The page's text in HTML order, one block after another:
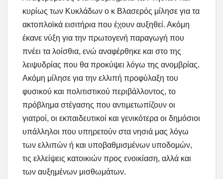
κυρίως των Κυκλάδων ο κ Βλασερός μίλησε για τα
ακτοπλοϊκά εισιτήρια που έχουν αυξηθεί. Ακόμη
έκανε νύξη για την πρωτογενή παραγωγή που
πνέει τα λοίσθια, ενώ αναφέρθηκε και στο της
λειψυδρίας που θα προκύψει λόγω της ανομβρίας.
Ακόμη μίλησε για την ελλιπή προφύλαξη του
φυσικού και πολιτιστικού περιβάλλοντος, το
πρόβλημα στέγασης που αντιμετωπίζουν οι
γιατροί, οι εκπαιδευτικοί και γενικότερα οι δημόσιοι
υπάλληλοι που υπηρετούν στα νησιά μας λόγω
των ελλιπών ή και υποβαθμισμένων υποδομών,
τις ελλείψεις κατοικιών προς ενοικίαση, αλλά και
των αυξημένων μισθωμάτων.